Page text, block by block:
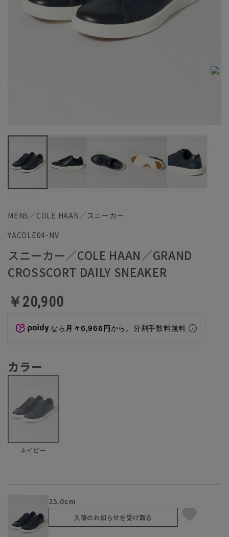
MENS／COLE HAAN／スニーカー
YACOLE04-NV
スニーカー／COLE HAAN／GRAND
CROSSCORT DAILY SNEAKER
￥20,900
なら 月々6,966円から。分割手数料無料
カラー
ネイビー
25.0cm
入荷のお知らせを受け取る